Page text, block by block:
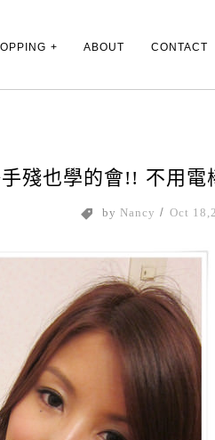
ABOUT CONTACT
殘也學的會!! 不用電
by Nancy / Oct